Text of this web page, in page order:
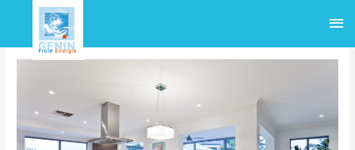
contenu